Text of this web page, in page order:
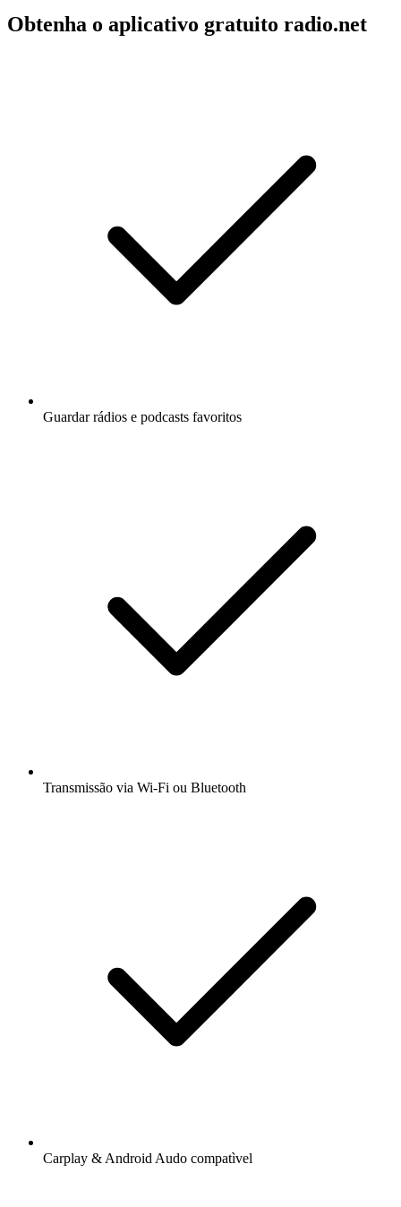
Obtenha o aplicativo gratuito radio.net
Guardar rádios e podcasts favoritos
Transmissão via Wi-Fi ou Bluetooth
Carplay & Android Audo compatìvel